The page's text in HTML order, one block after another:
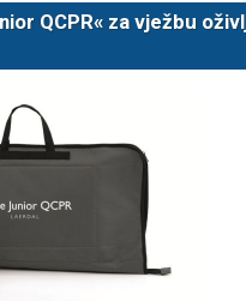
QCPR« za vježbu